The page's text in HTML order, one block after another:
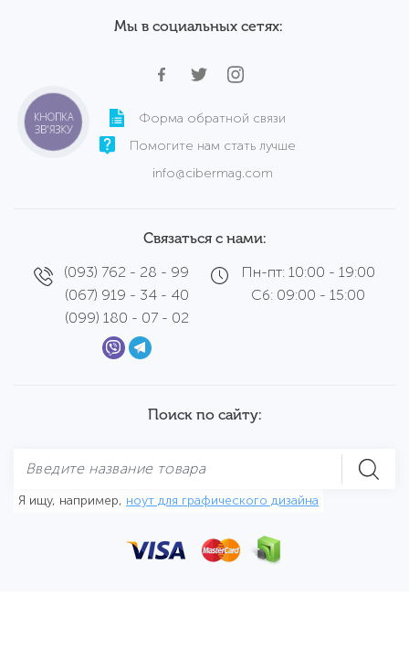
Мы в социальных сетях:
Форма обратной связи
Помогите нам стать лучше
info@cibermag.com
Связаться с нами:
(093) 762 - 28 - 99
(067) 919 - 34 - 40
(099) 180 - 07 - 02
Пн-пт: 10:00 - 19:00
Сб: 09:00 - 15:00
Поиск по сайту:
Я ищу, например, ноут для графического дизайна
КНОПКА
ЗВ'ЯЗКУ